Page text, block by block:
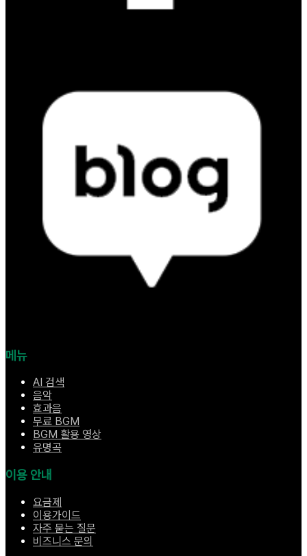
메뉴
AI 검색
음악
효과음
무료 BGM
BGM 활용 영상
유명곡
이용 안내
요금제
이용가이드
자주 묻는 질문
비즈니스 문의